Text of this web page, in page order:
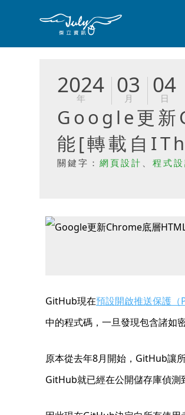
2024
年 03
月 04
日
Google更新
能[轉載自
關鍵字： 網頁設計 、 程式
GitHub現在預設開啟推送保護
中的程式碼，一旦發現包含諸如
原本從去年8月開始，GitHub讓
GitHub就已經在公開儲存庫偵測